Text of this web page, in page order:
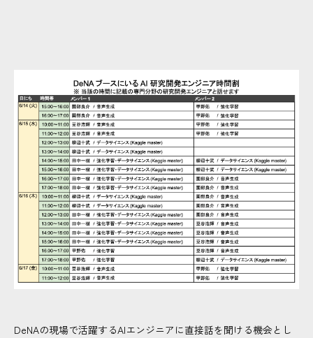
DeNAの現場で活躍するAIエンジニアに直接話を聞ける機会とし